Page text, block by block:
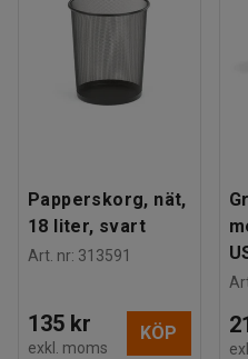
Maxbelastning: 110
Rek. antal personer för
Estimerad hanteringstid/
13,5
Papperskorg, nät,
18 liter, svart
Art. nr: 313591
135 kr
exkl. moms
KÖP